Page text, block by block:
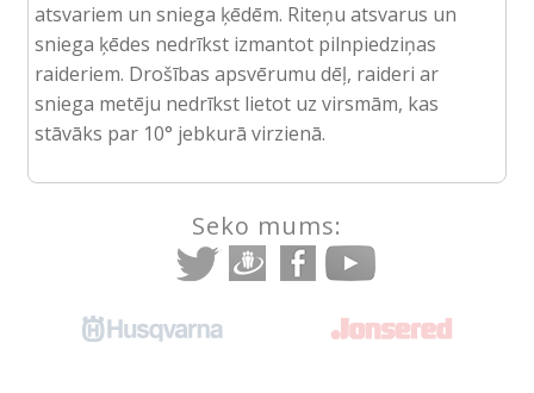
atsvariem un sniega ķēdēm. Riteņu atsvarus un
sniega ķēdes nedrīkst izmantot pilnpiedziņas
raideriem. Drošības apsvērumu dēļ, raideri ar
sniega metēju nedrīkst lietot uz virsmām, kas
stāvāks par 10° jebkurā virzienā.
Seko mums: